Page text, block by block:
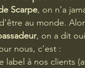
Scarpe, on n’a
au monde.
, on a dit
nous, c’est :
label à nos clients